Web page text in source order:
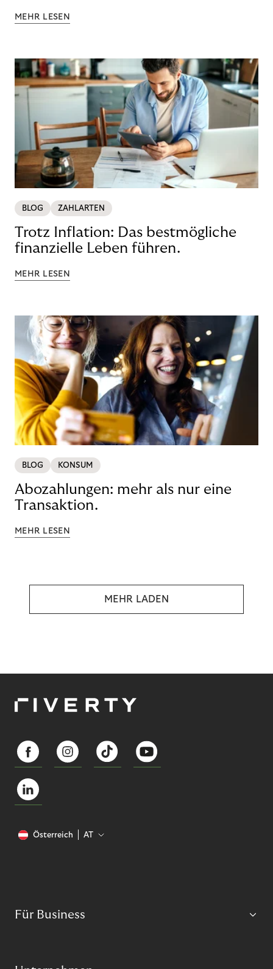
MEHR LESEN
BLOG ZAHLARTEN
Trotz Inflation: Das bestmögliche
finanzielle Leben führen.
MEHR LESEN
BLOG KONSUM
Abozahlungen: mehr als nur eine
Transaktion.
MEHR LESEN
MEHR LADEN
Österreich AT
Für Business